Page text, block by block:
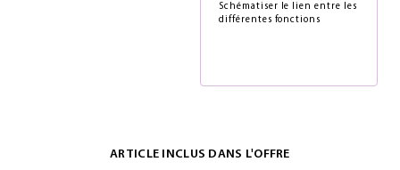
Schématiser le lien entre les
différentes fonctions
ARTICLE INCLUS DANS L'OFFRE